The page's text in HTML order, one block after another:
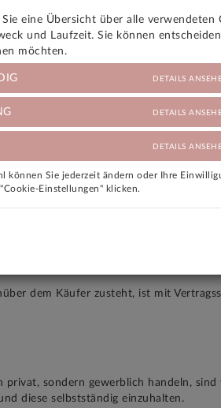
dürfen nicht Rechte anderer
versteht sich als Verkaufspreis
ausgewiesen werden.
wenn diese gegen geltendes
mangelhafter Qualität der Bilder,
ein verbindliches Angebot zum
eingestellt hat, verpflichtet er sich,
Artikel unverzüglich von der Webseite
der von ihm angegebenen
mit dem Verkäufer den vollen
Zustellung der Ware leitet Brautbasar
Brautbasar, sondern zwischen Käufer
die Plattform zur Verfügung und
dem Käufer zusteht, ist mit
privat, sondern gewerblich handeln,
diese selbstständig einzuhalten.
eine Übersicht über alle
und Laufzeit. Sie können
möchten.
DETAILS
DETAILS
DETAILS
können Sie jederzeit ändern oder Ihre
Einstellungen" klicken.